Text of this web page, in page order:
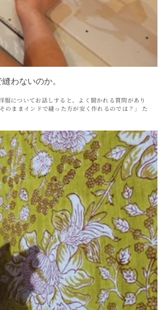
わないのか。
服についてお話しすると、よく聞かれる質問があり
のままインドで縫った方が安く作れるのでは？」 た